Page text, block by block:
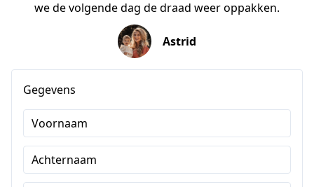
we de volgende dag de draad weer oppakken.
Astrid
Gegevens
Voornaam
Achternaam